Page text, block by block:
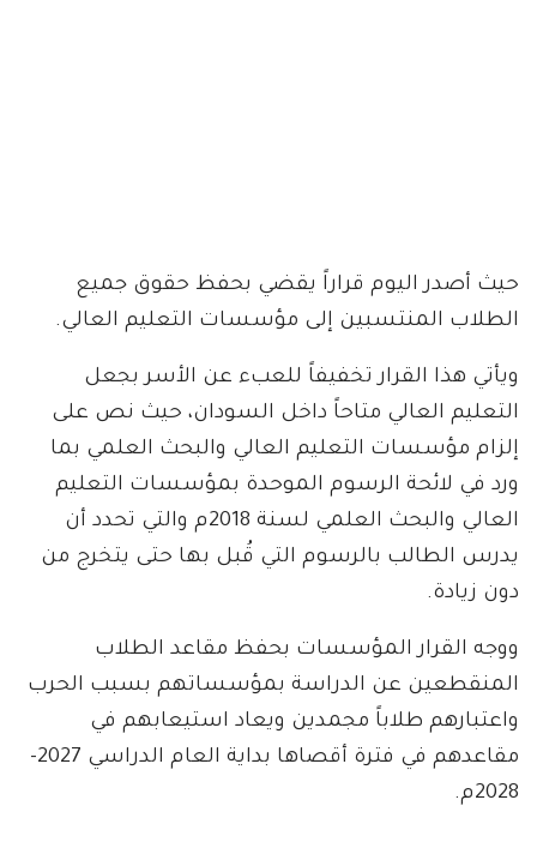
حيث أصدر اليوم قراراً يقضي بحفظ حقوق جميع
الطلاب المنتسبين إلى مؤسسات التعليم العالي.
ويأتي هذا القرار تخفيفاً للعبء عن الأسر بجعل
التعليم العالي متاحاً داخل السودان، حيث نص على
إلزام مؤسسات التعليم العالي والبحث العلمي بما
ورد في لائحة الرسوم الموحدة بمؤسسات التعليم
العالي والبحث العلمي لسنة 2018م والتي تحدد أن
يدرس الطالب بالرسوم التي قُبل بها حتى يتخرج من
دون زيادة.
ووجه القرار المؤسسات بحفظ مقاعد الطلاب
المنقطعين عن الدراسة بمؤسساتهم بسبب الحرب
واعتبارهم طلاباً مجمدين ويعاد استيعابهم في
مقاعدهم في فترة أقصاها بداية العام الدراسي 2027-
2028م.